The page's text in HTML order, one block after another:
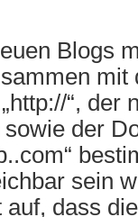
Blogs
mit
“, der
der
sein
dass